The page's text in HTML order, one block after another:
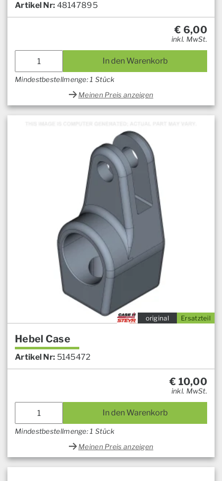
Artikel Nr: 48147895
€ 6,00
inkl. MwSt.
In den Warenkorb
Mindestbestellmenge: 1 Stück
Meinen Preis anzeigen
Ersatzteil
original
Hebel Case
Artikel Nr: 5145472
€ 10,00
inkl. MwSt.
In den Warenkorb
Mindestbestellmenge: 1 Stück
Meinen Preis anzeigen